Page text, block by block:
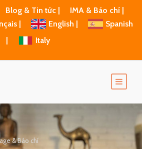
Blog & Tin tức |
IMA & Báo chí |
| English |
Spanish
Italy
& Báo chí